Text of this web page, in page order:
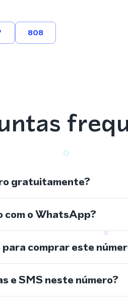
808
gratuitamente?
com o WhatsApp?
comprar este
e SMS neste número?